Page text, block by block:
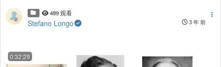
489 观看
Stefano Longo 3 年 前
0:32:29